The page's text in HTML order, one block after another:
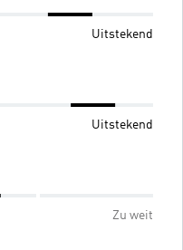
Uitstekend
Uitstekend
Zu weit